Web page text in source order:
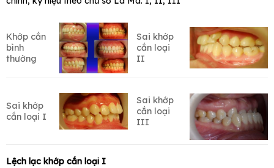
Khớp cắn
bình
thường
Sai khớp
cắn loại
II
Sai khớp
cắn loại I
Sai khớp
cắn loại
III
Lệch lạc khớp cắn loại I